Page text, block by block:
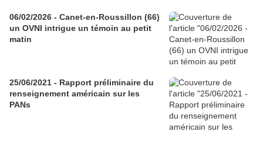
06/02/2026 - Canet-en-Roussillon (66)
un OVNI intrigue un témoin au petit
matin
25/06/2021 - Rapport préliminaire du
renseignement américain sur les
PANs